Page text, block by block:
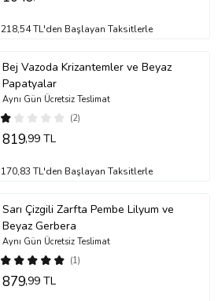
218,54 TL'den Başlayan Taksitlerle
Bej Vazoda Krizantemler ve Beyaz
Papatyalar
(2)
Aynı Gün Ücretsiz Teslimat
819,99 TL
170,83 TL'den Başlayan Taksitlerle
Sarı Çizgili Zarfta Pembe Lilyum ve
Beyaz Gerbera
(1)
Aynı Gün Ücretsiz Teslimat
879,99 TL